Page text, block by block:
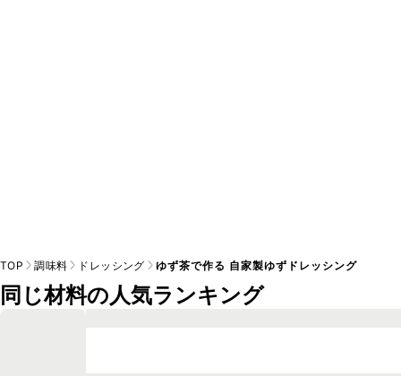
TOP 調味料 ドレッシング ゆず茶で作る 自家製ゆずドレッシング
同じ材料の人気ランキング